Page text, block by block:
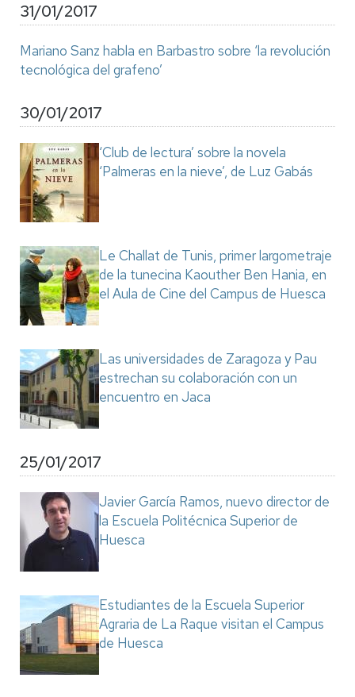
31/01/2017
Mariano Sanz habla en Barbastro sobre ‘la revolución
tecnológica del grafeno’
30/01/2017
‘Club de lectura’ sobre la novela
‘Palmeras en la nieve’, de Luz Gabás
Le Challat de Tunis, primer largometraje
de la tunecina Kaouther Ben Hania, en
el Aula de Cine del Campus de Huesca
Las universidades de Zaragoza y Pau
estrechan su colaboración con un
encuentro en Jaca
25/01/2017
Javier García Ramos, nuevo director de
la Escuela Politécnica Superior de
Huesca
Estudiantes de la Escuela Superior
Agraria de La Raque visitan el Campus
de Huesca